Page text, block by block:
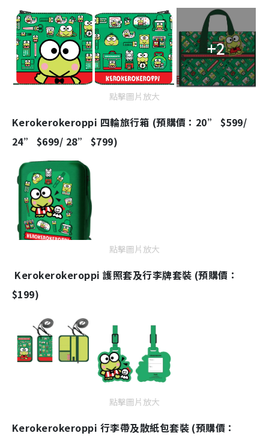
+2
點擊圖片放大
Kerokerokeroppi 四輪旅行箱 (預購價：20” $599/
24” $699/ 28” $799)
點擊圖片放大
Kerokerokeroppi 護照套及行李牌套裝 (預購價：
$199)
點擊圖片放大
Kerokerokeroppi 行李帶及散紙包套裝 (預購價：